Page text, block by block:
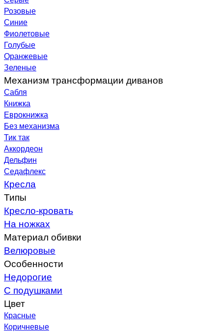
Розовые
Синие
Фиолетовые
Голубые
Оранжевые
Зеленые
Механизм трансформации диванов
Сабля
Книжка
Еврокнижка
Без механизма
Тик так
Аккордеон
Дельфин
Седафлекс
Кресла
Типы
Кресло-кровать
На ножках
Материал обивки
Велюровые
Особенности
Недорогие
С подушками
Цвет
Красные
Коричневые